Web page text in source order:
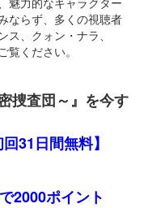
ならず、多くの視聴者
、クォン・ナラ、
ください。
捜査団～』を今す
31日間無料】
2000ポイント